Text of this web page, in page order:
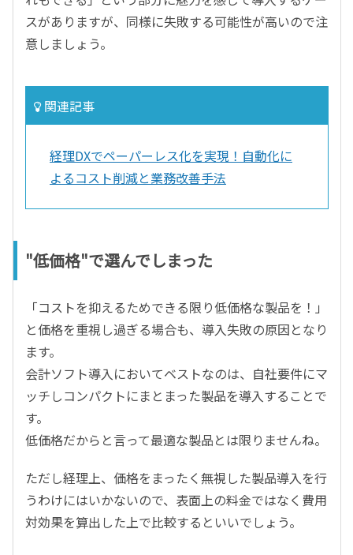
スがありますが、同様に失敗する可能性が高いので注
意しましょう。
関連記事
経理DXでペーパーレス化を実現！自動化に
よるコスト削減と業務改善手法
"低価格"で選んでしまった
「コストを抑えるためできる限り低価格な製品を！」
と価格を重視し過ぎる場合も、導入失敗の原因となり
ます。
会計ソフト導入においてベストなのは、自社要件にマ
ッチしコンパクトにまとまった製品を導入することで
す。
低価格だからと言って最適な製品とは限りませんね。
ただし経理上、価格をまったく無視した製品導入を行
うわけにはいかないので、表面上の料金ではなく費用
対効果を算出した上で比較するといいでしょう。